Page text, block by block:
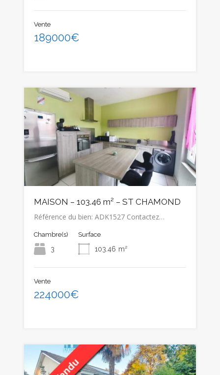
Vente
189000€
MAISON – 103.46 m² – ST CHAMOND
Référence du bien: ADK1527 Contactez…
Chambre(s)
3
Surface
103.46 m²
Vente
224000€